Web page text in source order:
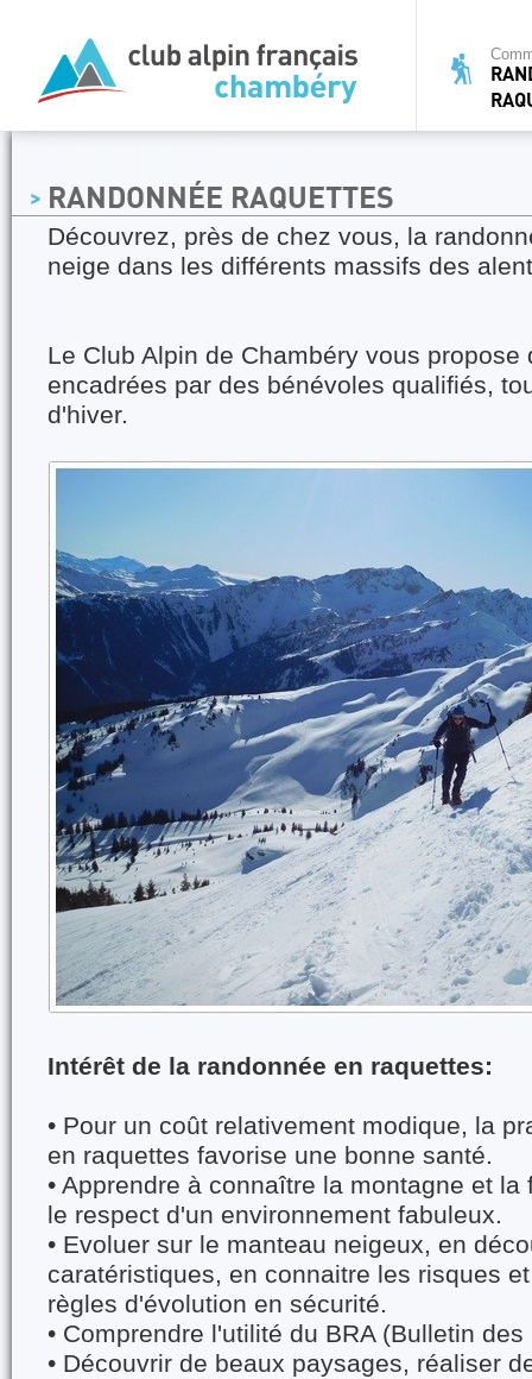
RANDONNÉE RAQUETTES
Découvrez, près de chez vous, la
neige dans les différents massifs des
Le Club Alpin de Chambéry vous
encadrées par des bénévoles qualifiés,
d'hiver.
Intérêt de la randonnée en raquettes:
• Pour un coût relativement modique, la
en raquettes favorise une bonne santé.
• Apprendre à connaître la montagne et
le respect d'un environnement fabuleux.
• Evoluer sur le manteau neigeux, en
caratéristiques, en connaitre les risques
règles d'évolution en sécurité.
• Comprendre l'utilité du BRA (Bulletin
• Découvrir de beaux paysages, réaliser